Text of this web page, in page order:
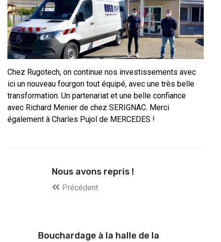
Chez Rugotech, on continue nos investissements avec
ici un nouveau fourgon tout équipé, avec une très belle
transformation. Un partenariat et une belle confiance
avec Richard Menier de chez SERIGNAC. Merci
également à Charles Pujol de MERCEDES !
Nous avons repris !
Précédent
Bouchardage à la halle de la